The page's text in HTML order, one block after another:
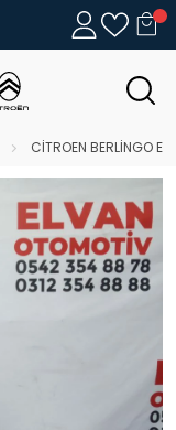
CİTROEN BERLİNGO